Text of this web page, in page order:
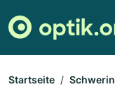
Startseite Schwerin